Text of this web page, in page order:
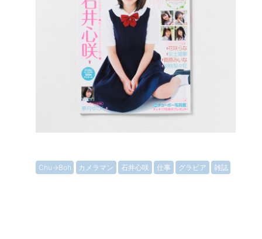
Chu→Boh カメラマン 石井心咲 仕事 グラビア 雑誌